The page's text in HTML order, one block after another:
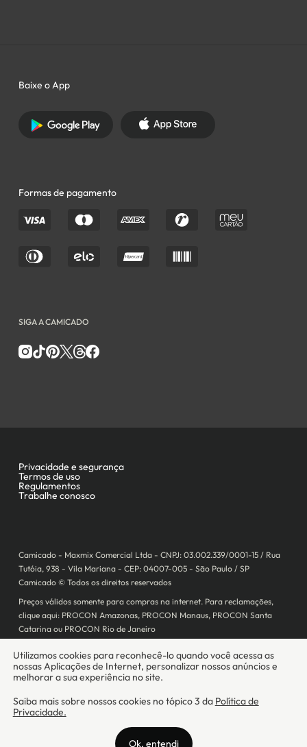
Camicado - Maxmix Comercial Ltda - CNPJ: 03.002.339/0001-15 / Rua
Tutóia, 938 - Vila Mariana - CEP: 04007-005 - São Paulo / SP
Camicado © Todos os direitos reservados
Preços válidos somente para compras na internet. Para reclamações,
clique aqui: PROCON Amazonas, PROCON Manaus, PROCON Santa
Catarina ou PROCON Rio de Janeiro
prestando os serviços de abertura de conta pós-paga (cartões de
crédito), conforme a regulação vigente.